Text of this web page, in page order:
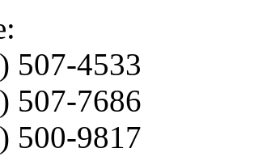
507-4533
507-7686
500-9817